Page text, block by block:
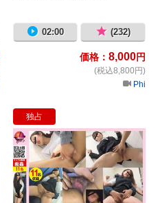
02:00 (232)
価格： 8,000円
(税込8,800円)
Phi
素人投稿 オナラ炸裂!! エロ尻ブリブ
独占
イ